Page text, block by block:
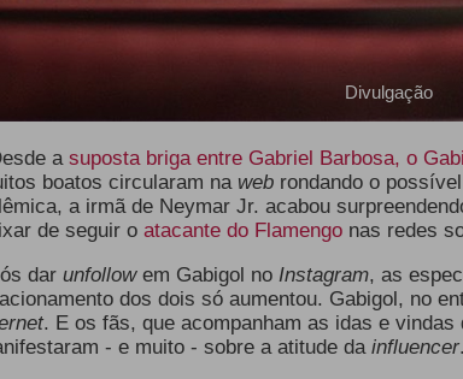
Divulgação
a suposta briga entre Gabriel Barbosa, o
boatos circularam na web rondando o
a irmã de Neymar Jr. acabou
de seguir o atacante do Flamengo nas redes
dar unfollowem Gabigol no Instagram, as
dos dois só aumentou. Gabigol, no
. E os fãs, que acompanham as idas e vindas
- e muito - sobre a atitude da influencer.